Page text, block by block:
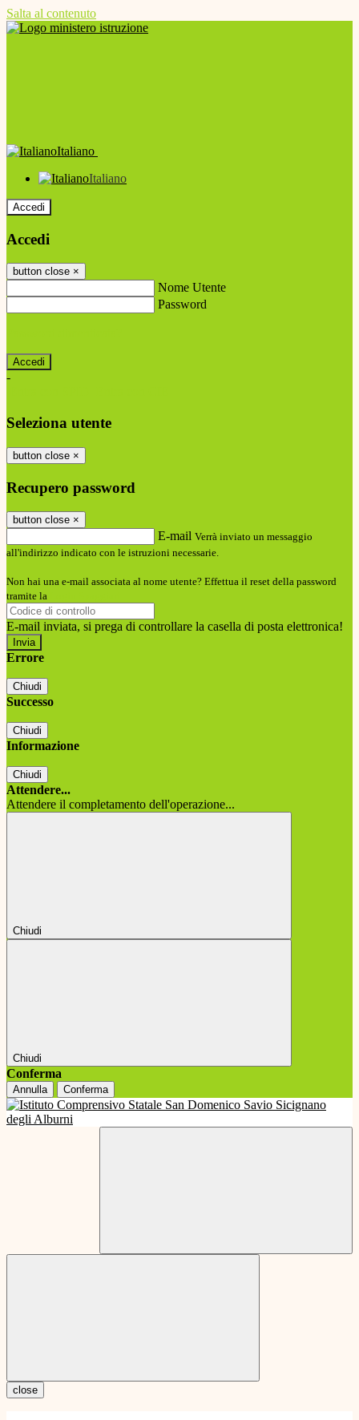
Salta al contenuto
Italiano
Italiano
Accedi
Accedi
button close ×
Nome Utente
Password
-
Seleziona utente
button close ×
Recupero password
button close ×
E-mail Verrà inviato un messaggio
all'indirizzo indicato con le istruzioni necessarie.
Non hai una e-mail associata al nome utente? Effettua il reset della password
tramite la
E-mail inviata, si prega di controllare la casella di posta elettronica!
Errore
Chiudi
Successo
Chiudi
Informazione
Chiudi
Attendere...
Attendere il completamento dell'operazione...
Chiudi
Chiudi
Conferma
Annulla Conferma
close